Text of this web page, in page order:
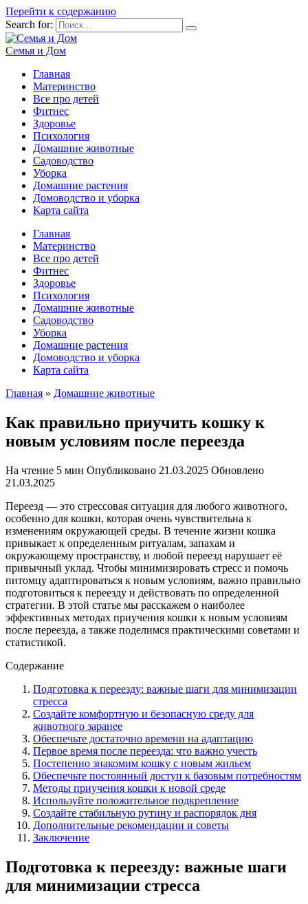
Перейти к содержанию
Search for:
Семья и Дом
Главная
Материнство
Все про детей
Фитнес
Здоровье
Психология
Домашние животные
Садоводство
Уборка
Домашние растения
Домоводство и уборка
Карта сайта
Главная
Материнство
Все про детей
Фитнес
Здоровье
Психология
Домашние животные
Садоводство
Уборка
Домашние растения
Домоводство и уборка
Карта сайта
Главная » Домашние животные
Как правильно приучить кошку к
новым условиям после переезда
На чтение 5 мин Опубликовано 21.03.2025 Обновлено
21.03.2025
Переезд — это стрессовая ситуация для любого животного,
особенно для кошки, которая очень чувствительна к
изменениям окружающей среды. В течение жизни кошка
привыкает к определенным ритуалам, запахам и
окружающему пространству, и любой переезд нарушает её
привычный уклад. Чтобы минимизировать стресс и помочь
питомцу адаптироваться к новым условиям, важно правильно
подготовиться к переезду и действовать по определенной
стратегии. В этой статье мы расскажем о наиболее
эффективных методах приучения кошки к новым условиям
после переезда, а также поделимся практическими советами и
статистикой.
Содержание
Подготовка к переезду: важные шаги для минимизации
стресса
Создайте комфортную и безопасную среду для
животного заранее
Обеспечьте достаточно времени на адаптацию
Первое время после переезда: что важно учесть
Постепенно знакомим кошку с новым жильем
Обеспечьте постоянный доступ к базовым потребностям
Методы приучения кошки к новой среде
Используйте положительное подкрепление
Создайте стабильную рутину и распорядок дня
Дополнительные рекомендации и советы
Заключение
Подготовка к переезду: важные шаги
для минимизации стресса